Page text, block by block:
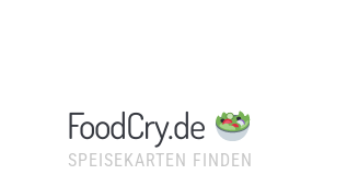
FoodCry.de
SPEISEKARTEN FINDEN